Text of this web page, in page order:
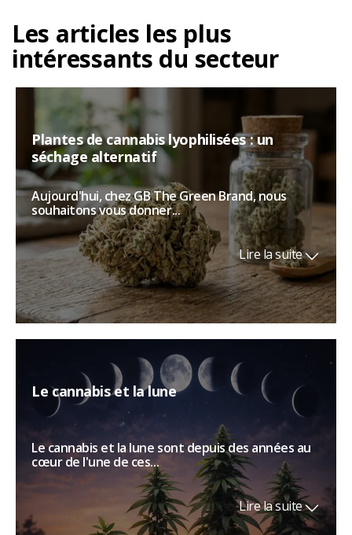
Les articles les plus
intéressants du secteur
Plantes de cannabis lyophilisées : un
séchage alternatif
Aujourd'hui, chez GB The Green Brand, nous
souhaitons vous donner...
Lire la suite
Le cannabis et la lune
Le cannabis et la lune sont depuis des années au
cœur de l'une de ces...
Lire la suite